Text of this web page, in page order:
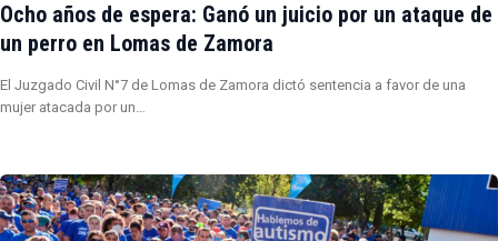
Ocho años de espera: Ganó un juicio por un ataque de
un perro en Lomas de Zamora
El Juzgado Civil N°7 de Lomas de Zamora dictó sentencia a favor de una
mujer atacada por un…